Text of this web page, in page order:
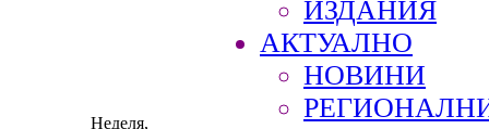
Неделя,
ИЗДАНИЯ
АКТУАЛНО
НОВИНИ